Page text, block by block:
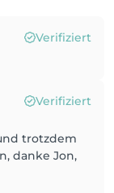
Verifiziert
Verifiziert
trotzdem
danke Jon,